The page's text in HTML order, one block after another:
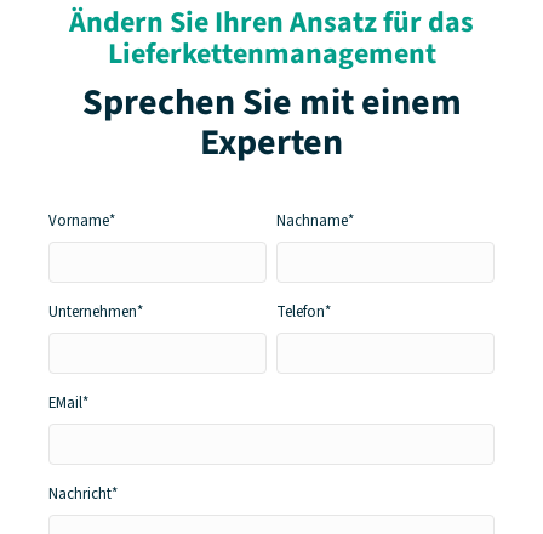
Ändern Sie Ihren Ansatz für das
Lieferkettenmanagement
Sprechen Sie mit einem
Experten
Vorname* Nachname*
Unternehmen* Telefon*
EMail*
Nachricht*